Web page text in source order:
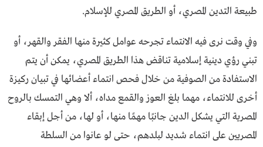
طبيعة التدين المصري، أو الطريق المصري للإسلام.
وفي وقت نرى فيه الانتماء تجرحه عوامل كثيرة منها الفقر والقهر، أو
تبني رؤي دينية إسلامية تناقض هذا الطريق المصري، يمكن أن يتم
الاستفادة من الصوفية من خلال فحص انتماء أعضائها في تبيان ركيزة
أخرى للانتماء، مهما بلغ العوز والقمع مداه، ألا وهي التمسك بالروح
المصرية التي يشكل الدين جانبًا مهمًا منها، أو لها، من أجل إبقاء
المصريين على انتماء شديد لبلدهم، حتى لو عانوا من السلطة